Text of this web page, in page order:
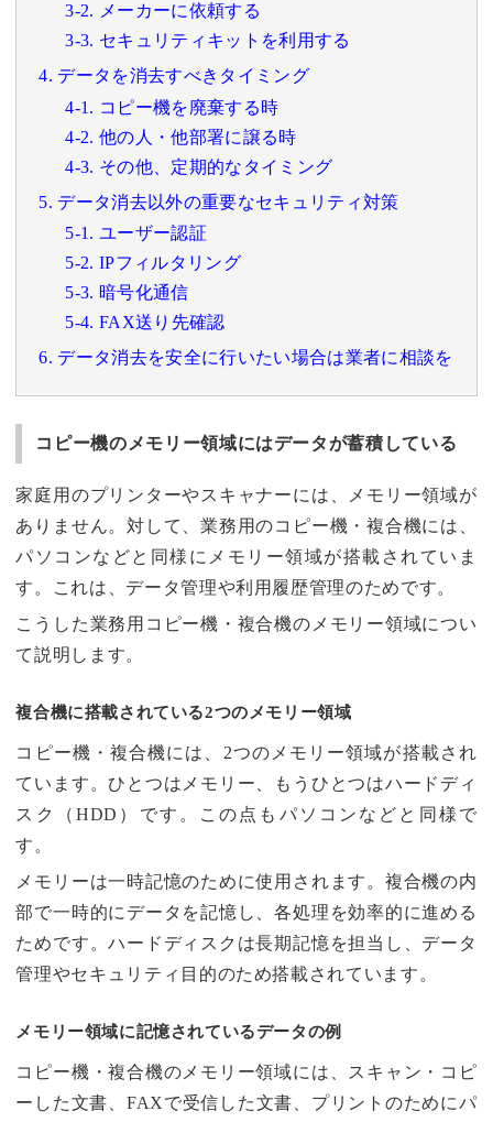
3-2. メーカーに依頼する
3-3. セキュリティキットを利用する
4. データを消去すべきタイミング
4-1. コピー機を廃棄する時
4-2. 他の人・他部署に譲る時
4-3. その他、定期的なタイミング
5. データ消去以外の重要なセキュリティ対策
5-1. ユーザー認証
5-2. IPフィルタリング
5-3. 暗号化通信
5-4. FAX送り先確認
6. データ消去を安全に行いたい場合は業者に相談を
コピー機のメモリー領域にはデータが蓄積している
家庭用のプリンターやスキャナーには、メモリー領域が
ありません。対して、業務用のコピー機・複合機には、
パソコンなどと同様にメモリー領域が搭載されていま
す。これは、データ管理や利用履歴管理のためです。
こうした業務用コピー機・複合機のメモリー領域につい
て説明します。
複合機に搭載されている2つのメモリー領域
コピー機・複合機には、2つのメモリー領域が搭載され
ています。ひとつはメモリー、もうひとつはハードディ
スク（HDD）です。この点もパソコンなどと同様で
す。
メモリーは一時記憶のために使用されます。複合機の内
部で一時的にデータを記憶し、各処理を効率的に進める
ためです。ハードディスクは長期記憶を担当し、データ
管理やセキュリティ目的のため搭載されています。
メモリー領域に記憶されているデータの例
コピー機・複合機のメモリー領域には、スキャン・コピ
ーした文書、FAXで受信した文書、プリントのためにパ